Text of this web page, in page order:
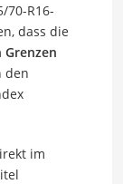
70-R16-
dass die
Grenzen
den
im